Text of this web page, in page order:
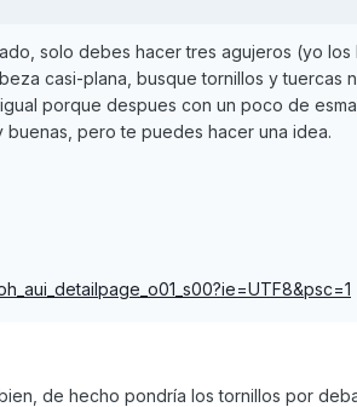
solo debes hacer tres agujeros (yo los
casi-plana, busque tornillos y tuercas
porque despues con un poco de
pero te puedes hacer una idea.
de hecho pondría los tornillos por